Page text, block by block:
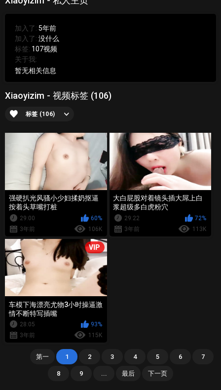
加入了:5年前
加入了:没什么
标签: 107视频
关于我:
暂无相关信息
Xiaoyizim - 视频标签 (106)
标签 (106)
强硬扒光风骚小少妇揉奶抠逼
按着头草嘴打桩
29:00
60%
3年前
106K
大白屁股对着镜头插大屌上白
浆超级多白虎粉穴
29:22
72%
3年前
113K
VIP
车模下海漂亮尤物3小时操逼激
情不断特写插嘴
28:05
93%
3年前
115K
第一 1 2 3 4 5 6 7
8 9 ... 最后 下一页